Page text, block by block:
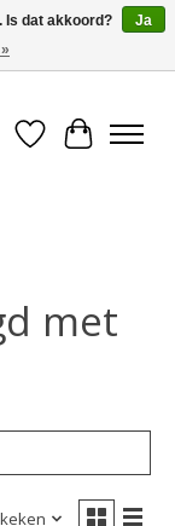
Verlanglijst
met
Is dat akkoord?
Ja